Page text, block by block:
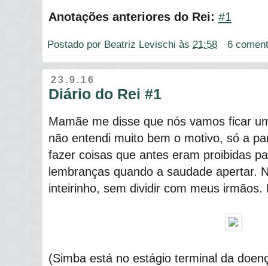
Anotações anteriores do Rei: #1
Postado por Beatriz Levischi às 21:58 6
23.9.16
Diário do Rei #1
Mamãe me disse que nós vamos ficar
não entendi muito bem o motivo, só a
fazer coisas que antes eram proibidas
lembranças quando a saudade apertar.
inteirinho, sem dividir com meus irmãos.
(Simba está no estágio terminal da